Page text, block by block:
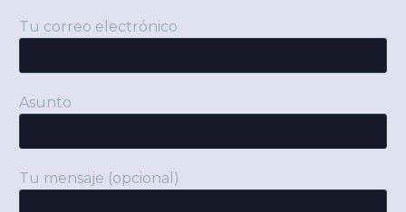
Tu correo electrónico
Asunto
Tu mensaje (opcional)